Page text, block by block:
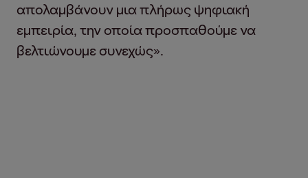
απολαμβάνουν μια πλήρως ψηφιακή
εμπειρία, την οποία προσπαθούμε να
βελτιώνουμε συνεχώς».